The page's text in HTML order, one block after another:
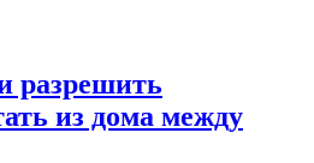
разрешить
из дома между